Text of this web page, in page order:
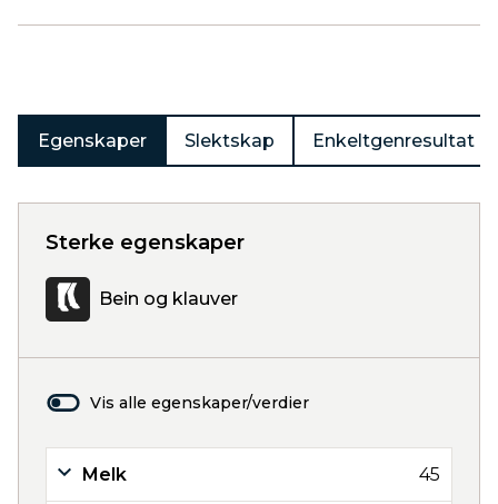
Egenskaper Slektskap Enkeltgenresultat
Sterke egenskaper
Bein og klauver
Vis alle egenskaper/verdier
Melk 45